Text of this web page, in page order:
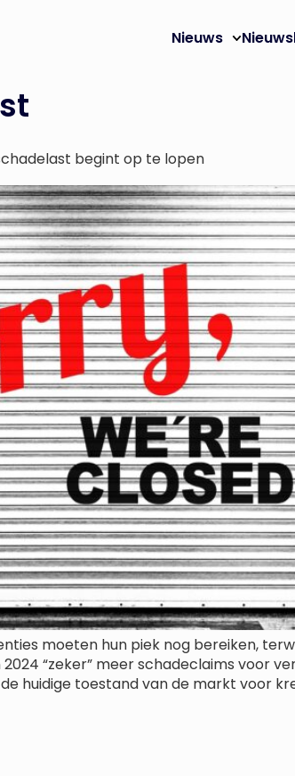
Nieuws
begint op te lopen
moeten hun piek nog bereiken,
“zeker” meer schadeclaims voor
huidige toestand van de markt voor